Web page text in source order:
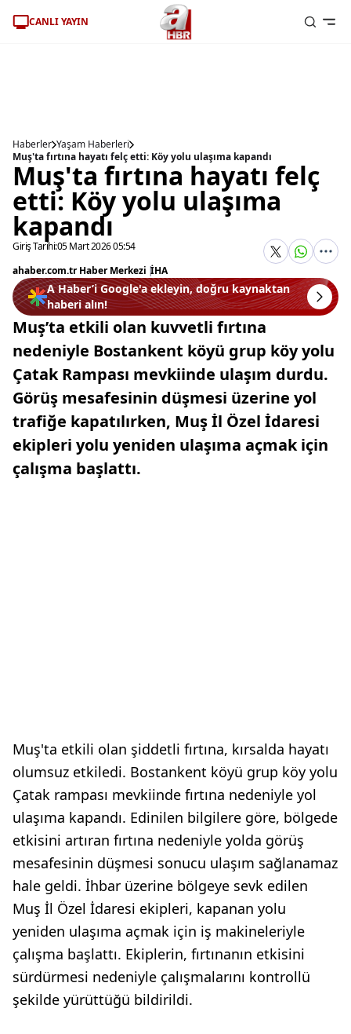
CANLI YAYIN
Haberler Yaşam Haberleri
Muş'ta fırtına hayatı felç etti: Köy yolu ulaşıma kapandı
Muş'ta fırtına hayatı felç
etti: Köy yolu ulaşıma
kapandı
Giriş Tarihi:05 Mart 2026 05:54
ahaber.com.tr Haber Merkezi |İHA
A Haber’i Google'a ekleyin, doğru kaynaktan
haberi alın!
Muş’ta etkili olan kuvvetli fırtına
nedeniyle Bostankent köyü grup köy yolu
Çatak Rampası mevkiinde ulaşım durdu.
Görüş mesafesinin düşmesi üzerine yol
trafiğe kapatılırken, Muş İl Özel İdaresi
ekipleri yolu yeniden ulaşıma açmak için
çalışma başlattı.
Muş'ta etkili olan şiddetli fırtına, kırsalda hayatı
olumsuz etkiledi. Bostankent köyü grup köy yolu
Çatak rampası mevkiinde fırtına nedeniyle yol
ulaşıma kapandı. Edinilen bilgilere göre, bölgede
etkisini artıran fırtına nedeniyle yolda görüş
mesafesinin düşmesi sonucu ulaşım sağlanamaz
hale geldi. İhbar üzerine bölgeye sevk edilen
Muş İl Özel İdaresi ekipleri, kapanan yolu
yeniden ulaşıma açmak için iş makineleriyle
çalışma başlattı. Ekiplerin, fırtınanın etkisini
sürdürmesi nedeniyle çalışmalarını kontrollü
şekilde yürüttüğü bildirildi.